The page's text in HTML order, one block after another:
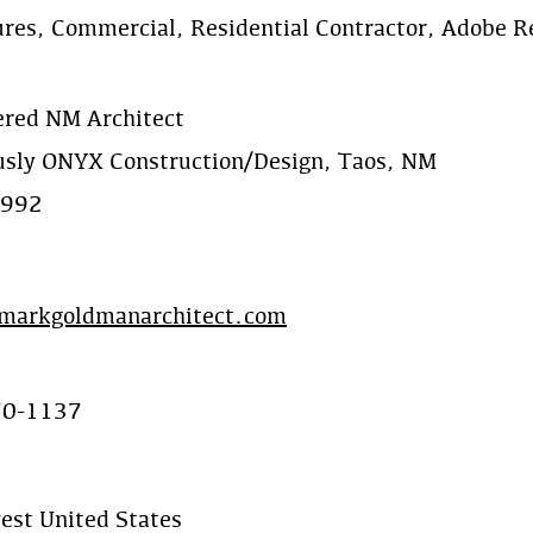
Commercial, Residential Contractor, Adobe
NM Architect
ONYX Construction/Design, Taos, NM
1137
United States